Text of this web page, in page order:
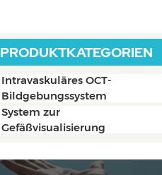
PRODUKTKATEGORIEN
Intravaskuläres OCT-
Bildgebungssystem
System zur
Gefäßvisualisierung